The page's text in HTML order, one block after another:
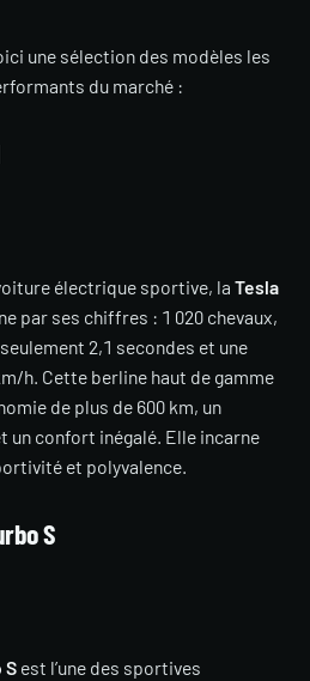
une sélection des modèles les
du marché :
électrique sportive, la Tesla
par ses chiffres : 1 020 chevaux,
2,1 secondes et une
h. Cette berline haut de gamme
de plus de 600 km, un
un confort inégalé. Elle incarne
et polyvalence.
S
Sest l’une des sportives